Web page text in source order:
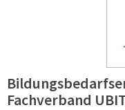
Fachverband